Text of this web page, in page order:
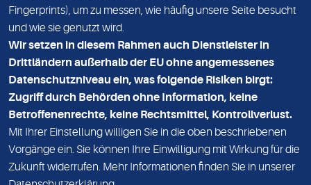
DATENSCHUTZ
KONTAKT
NEWSLETTER
ADRESSE
MVZ Medizinisches Labor Nord MLN GmbH
Essener Straße 108
22419 Hamburg
Fingerprints), um zu messen, wie häufig unsere Seite besucht
und wie sie genutzt wird.
Wir setzen in diesem Rahmen auch Dienstleister in
Drittländern außerhalb der EU ohne angemessenes
Datenschutzniveau ein, was folgende Risiken birgt:
Zugriff durch Behörden ohne Information, keine
Betroffenenrechte, keine Rechtsmittel, Kontrollverlust.
Mit Ihrer Einstellung willigen Sie in die oben beschriebenen
Vorgänge ein. Sie können Ihre Einwilligung mit Wirkung für die
Zukunft widerrufen. Mehr Informationen finden Sie in unserer